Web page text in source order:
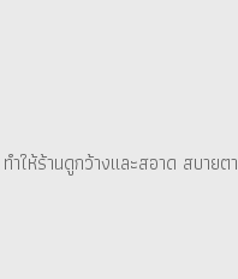
ให้ร้านดูกว้างและสอาด สบายตา